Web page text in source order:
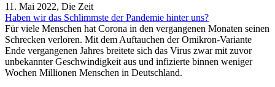
11. Mai 2022, Die Zeit
Haben wir das Schlimmste der Pandemie hinter uns?
Für viele Menschen hat Corona in den vergangenen Monaten seinen
Schrecken verloren. Mit dem Auftauchen der Omikron-Variante
Ende vergangenen Jahres breitete sich das Virus zwar mit zuvor
unbekannter Geschwindigkeit aus und infizierte binnen weniger
Wochen Millionen Menschen in Deutschland.